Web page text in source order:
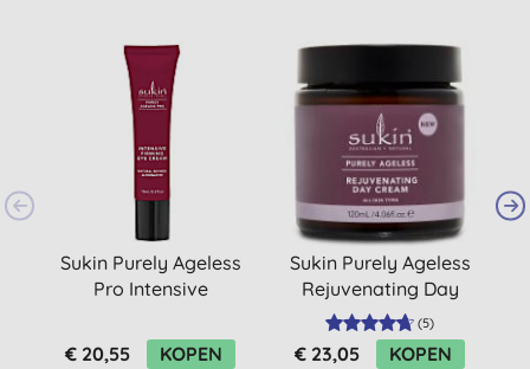
Sukin Purely Ageless
Pro Intensive
€ 20,55
KOPEN
Sukin Purely Ageless
Rejuvenating Day
Cream (5)
€ 23,05 KOPEN